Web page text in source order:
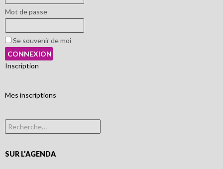
Mot de passe
Se souvenir de moi
Inscription
Mes inscriptions
Rechercher :
SUR L’AGENDA